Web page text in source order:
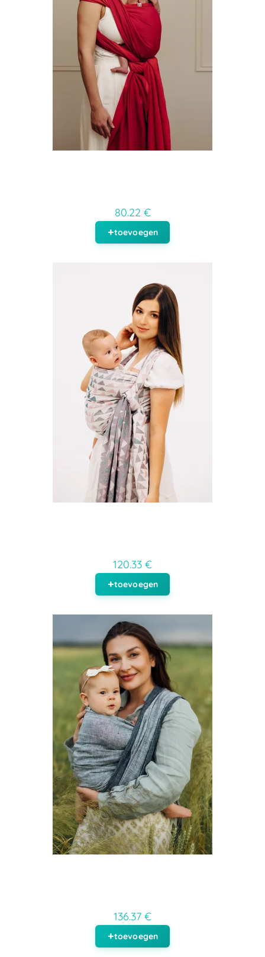
80.22 €
toevoegen
120.33 €
toevoegen
136.37 €
toevoegen